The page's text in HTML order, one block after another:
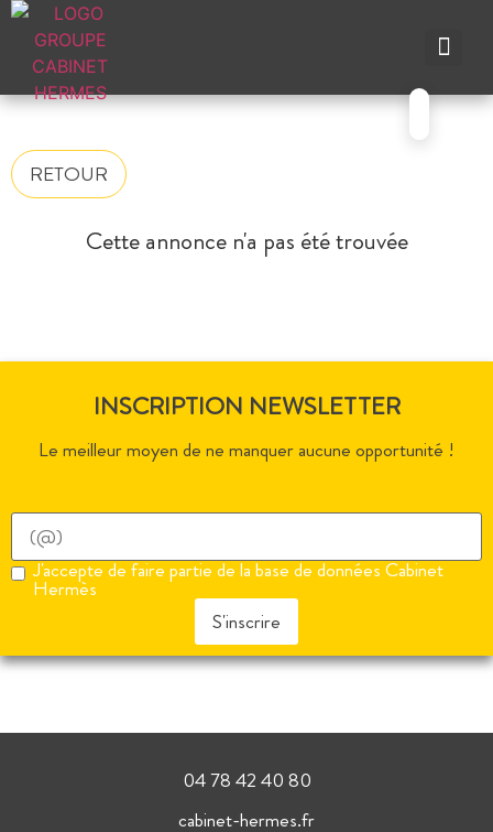
RETOUR
Cette annonce n'a pas été trouvée
INSCRIPTION NEWSLETTER
Le meilleur moyen de ne manquer aucune opportunité !
J'accepte de faire partie de la base de données Cabinet
Hermès
S'inscrire
04 78 42 40 80
cabinet-hermes.fr